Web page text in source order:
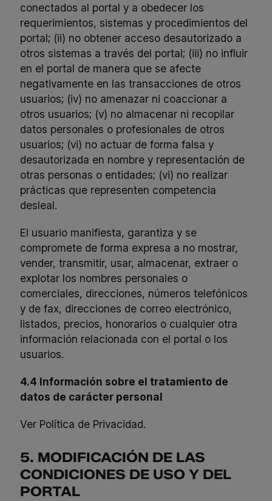
conectados al portal y a obedecer los
requerimientos, sistemas y procedimientos del
portal; (ii) no obtener acceso desautorizado a
otros sistemas a través del portal; (iii) no influir
en el portal de manera que se afecte
negativamente en las transacciones de otros
usuarios; (iv) no amenazar ni coaccionar a
otros usuarios; (v) no almacenar ni recopilar
datos personales o profesionales de otros
usuarios; (vi) no actuar de forma falsa y
desautorizada en nombre y representación de
otras personas o entidades; (vi) no realizar
prácticas que representen competencia
desleal.
El usuario manifiesta, garantiza y se
compromete de forma expresa a no mostrar,
vender, transmitir, usar, almacenar, extraer o
explotar los nombres personales o
comerciales, direcciones, números telefónicos
y de fax, direcciones de correo electrónico,
listados, precios, honorarios o cualquier otra
información relacionada con el portal o los
usuarios.
4.4 Información sobre el tratamiento de
datos de carácter personal
Ver Política de Privacidad.
5. MODIFICACIÓN DE LAS
CONDICIONES DE USO Y DEL
PORTAL